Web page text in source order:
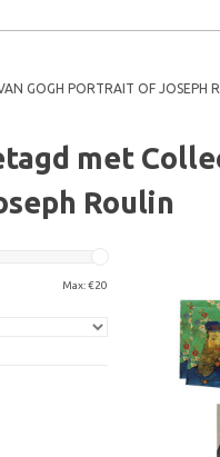
GOGH PORTRAIT OF JOSEPH
met
Roulin
Max: €20